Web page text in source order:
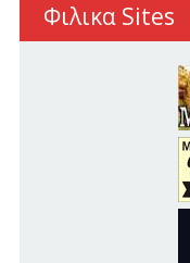
Φιλικα Sites